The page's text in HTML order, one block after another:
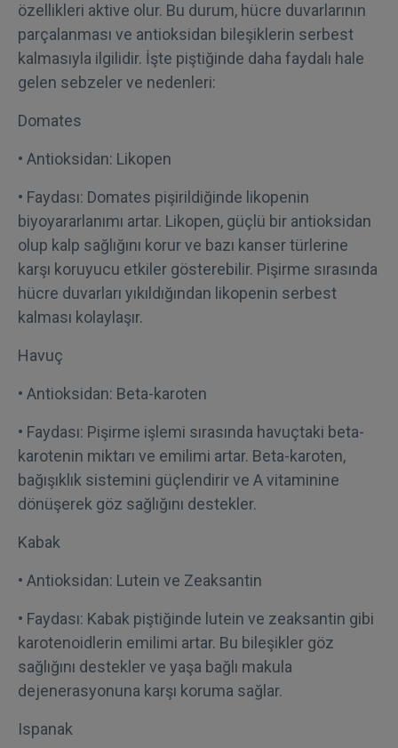
özellikleri aktive olur. Bu durum, hücre duvarlarının
parçalanması ve antioksidan bileşiklerin serbest
kalmasıyla ilgilidir. İşte piştiğinde daha faydalı hale
gelen sebzeler ve nedenleri:
Domates
• Antioksidan: Likopen
• Faydası: Domates pişirildiğinde likopenin
biyoyararlanımı artar. Likopen, güçlü bir antioksidan
olup kalp sağlığını korur ve bazı kanser türlerine
karşı koruyucu etkiler gösterebilir. Pişirme sırasında
hücre duvarları yıkıldığından likopenin serbest
kalması kolaylaşır.
Havuç
• Antioksidan: Beta-karoten
• Faydası: Pişirme işlemi sırasında havuçtaki beta-
karotenin miktarı ve emilimi artar. Beta-karoten,
bağışıklık sistemini güçlendirir ve A vitaminine
dönüşerek göz sağlığını destekler.
Kabak
• Antioksidan: Lutein ve Zeaksantin
• Faydası: Kabak piştiğinde lutein ve zeaksantin gibi
karotenoidlerin emilimi artar. Bu bileşikler göz
sağlığını destekler ve yaşa bağlı makula
dejenerasyonuna karşı koruma sağlar.
Ispanak